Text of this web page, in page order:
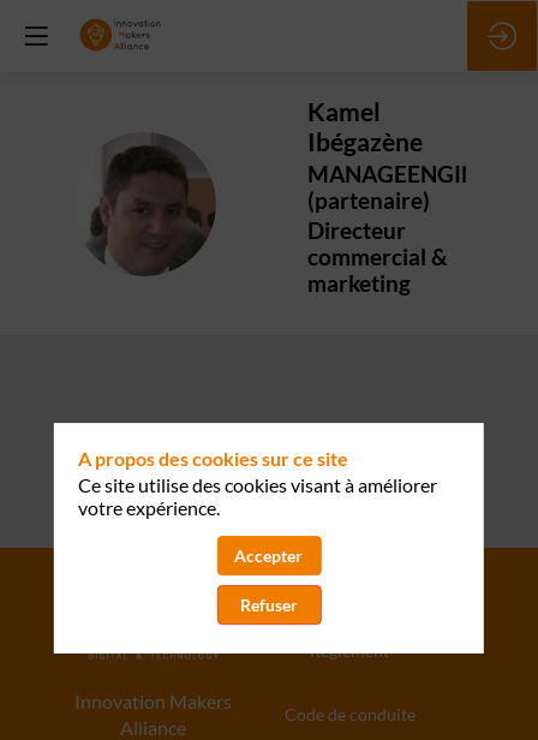
KI
Kamel
Ibégazène
MANAGEENGINE
(partenaire)
Directeur
commercial &
marketing
Innovation Makers
Alliance
Politique de confidentialité
Règlement
Code de conduite
A propos des cookies sur ce site
Ce site utilise des cookies visant à améliorer
votre expérience.
Accepter
Refuser